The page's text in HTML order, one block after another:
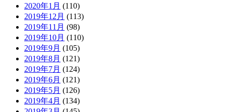
2020年1月 (110)
2019年12月 (113)
2019年11月 (98)
2019年10月 (110)
2019年9月 (105)
2019年8月 (121)
2019年7月 (124)
2019年6月 (121)
2019年5月 (126)
2019年4月 (134)